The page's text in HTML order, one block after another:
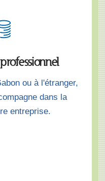
ou à l'étranger,
dans la
entreprise.